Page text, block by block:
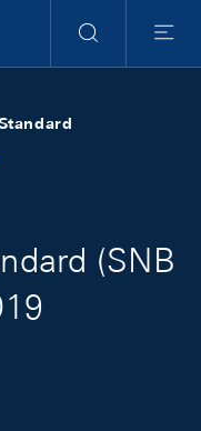
Suche
Menu
(SNB